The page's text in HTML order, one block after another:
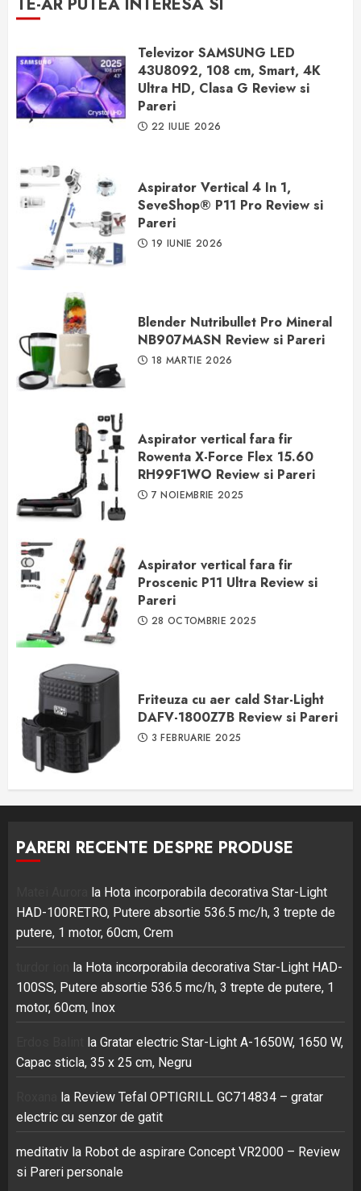
Televizor SAMSUNG LED
43U8092, 108 cm, Smart, 4K
Ultra HD, Clasa G Review si
Pareri
22 IULIE 2026
Aspirator Vertical 4 In 1,
SeveShop® P11 Pro Review si
Pareri
19 IUNIE 2026
Blender Nutribullet Pro Mineral
NB907MASN Review si Pareri
18 MARTIE 2026
Aspirator vertical fara fir
Rowenta X-Force Flex 15.60
RH99F1WO Review si Pareri
7 NOIEMBRIE 2025
Aspirator vertical fara fir
Proscenic P11 Ultra Review si
Pareri
28 OCTOMBRIE 2025
Friteuza cu aer cald Star-Light
DAFV-1800Z7B Review si Pareri
3 FEBRUARIE 2025
PARERI RECENTE DESPRE PRODUSE
la Hota incorporabila decorativa Star-Light
HAD-100RETRO, Putere absortie 536.5 mc/h, 3 trepte de
putere, 1 motor, 60cm, Crem
la Hota incorporabila decorativa Star-Light HAD-
100SS, Putere absortie 536.5 mc/h, 3 trepte de putere, 1
motor, 60cm, Inox
la Gratar electric Star-Light A-1650W, 1650 W,
Capac sticla, 35 x 25 cm, Negru
la Review Tefal OPTIGRILL GC714834 – gratar
electric cu senzor de gatit
meditativ la Robot de aspirare Concept VR2000 – Review
si Pareri personale